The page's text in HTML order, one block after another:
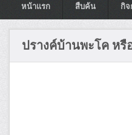
หน้าแรก สืบค้น กิจ
ปรางค์บ้านพะโค หรื